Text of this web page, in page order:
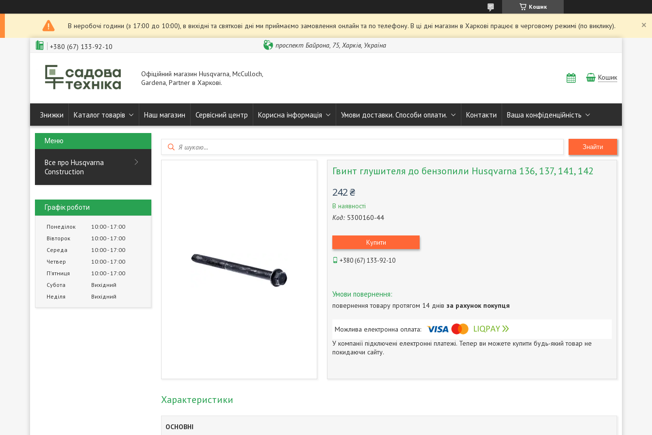
Кошик
В неробочі години (з 17:00 до 10:00), в вихідні та святкові дні ми приймаємо замовлення онлайн та по телефону. В ці дні магазин в Харкові працює в черговому режимі (по виклику).
+380 (67) 133-92-10 проспект Байрона, 75, Харків, Україна
Офіційний магазин Husqvarna, McCulloch,
Gardena, Partner в Харкові.
Кошик
Знижки Каталог товарів Наш магазин Сервісний центр Корисна інформація Умови доставки. Способи оплати. Контакти Ваша конфіденційність
Все про Husqvarna
Construction
Графік роботи
Понеділок 10:00 17:00
Вівторок
10:00 17:00
Середа
10:00 17:00
Четвер
10:00 17:00
Пʼятниця
10:00 17:00
Субота
Вихідний
Неділя
Вихідний
Знайти
Гвинт глушителя до бензопили Husqvarna 136, 137, 141, 142
242 ₴
В наявності
Код: 5300160-44
Купити
+380 (67) 133-92-10
повернення товару протягом 14 днів за рахунок покупця
У компанії підключені електронні платежі. Тепер ви можете купити будь-який товар не
покидаючи сайту.
Характеристики
ОСНОВНІ